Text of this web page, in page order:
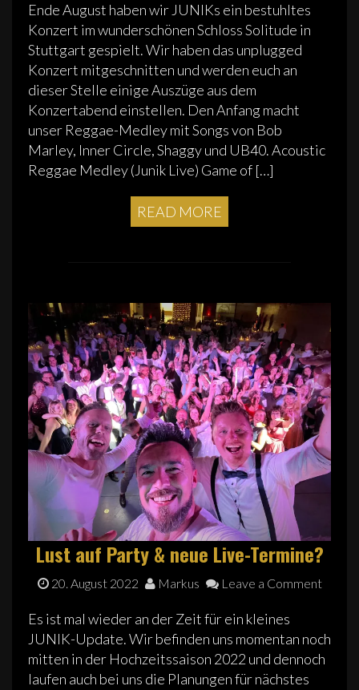
Ende August haben wir JUNIKs ein bestuhltes
Konzert im wunderschönen Schloss Solitude in
Stuttgart gespielt. Wir haben das unplugged
Konzert mitgeschnitten und werden euch an
dieser Stelle einige Auszüge aus dem
Konzertabend einstellen. Den Anfang macht
unser Reggae-Medley mit Songs von Bob
Marley, Inner Circle, Shaggy und UB40. Acoustic
Reggae Medley (Junik Live) Game of […]
READ MORE
Lust auf Party & neue Live-Termine?
20. August 2022 Markus Leave a Comment
Es ist mal wieder an der Zeit für ein kleines
JUNIK-Update. Wir befinden uns momentan noch
mitten in der Hochzeitssaison 2022 und dennoch
laufen auch bei uns die Planungen für nächstes